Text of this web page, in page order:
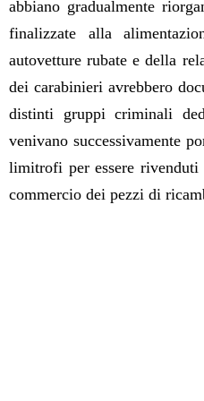
abbiano gradualmente
finalizzate alla
autovetture rubate e della
dei carabinieri avrebbero
distinti gruppi criminali
venivano successivamente
limitrofi per essere
commercio dei pezzi di